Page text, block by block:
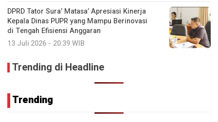
DPRD Tator Sura’ Matasa’ Apresiasi Kinerja
Kepala Dinas PUPR yang Mampu Berinovasi
di Tengah Efisiensi Anggaran
13 Juli 2026 - 20:39 WIB
Trending di Headline
Trending